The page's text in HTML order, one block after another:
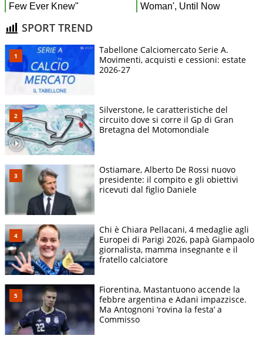
SPORT TREND
Tabellone Calciomercato Serie A.
Movimenti, acquisti e cessioni: estate
2026-27
Silverstone, le caratteristiche del
circuito dove si corre il Gp di Gran
Bretagna del Motomondiale
Ostiamare, Alberto De Rossi nuovo
presidente: il compito e gli obiettivi
ricevuti dal figlio Daniele
Chi è Chiara Pellacani, 4 medaglie agli
Europei di Parigi 2026, papà Giampaolo
giornalista, mamma insegnante e il
fratello calciatore
Fiorentina, Mastantuono accende la
febbre argentina e Adani impazzisce.
Ma Antognoni ‘rovina la festa’ a
Commisso